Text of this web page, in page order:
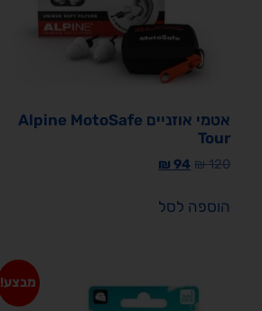
אטמי אוזניים Alpine MotoSafe
Tour
₪120
₪ 94
הוספה לסל
מבצע!